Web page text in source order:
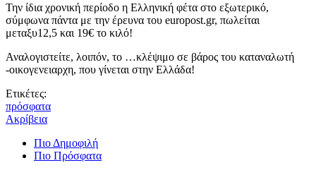
Την ίδια χρονική περίοδο η Ελληνική φέτα στο εξωτερικό,
σύμφωνα πάντα με την έρευνα του europost.gr, πωλείται
μεταξυ12,5 και 19€ το κιλό!
Αναλογιστείτε, λοιπόν, το …κλέψιμο σε βάρος του καταναλωτή
-οικογενειαρχη, που γίνεται στην Ελλάδα!
Ετικέτες:
πρόσφατα
Ακρίβεια
Πιο Δημοφιλή
Πιο Πρόσφατα